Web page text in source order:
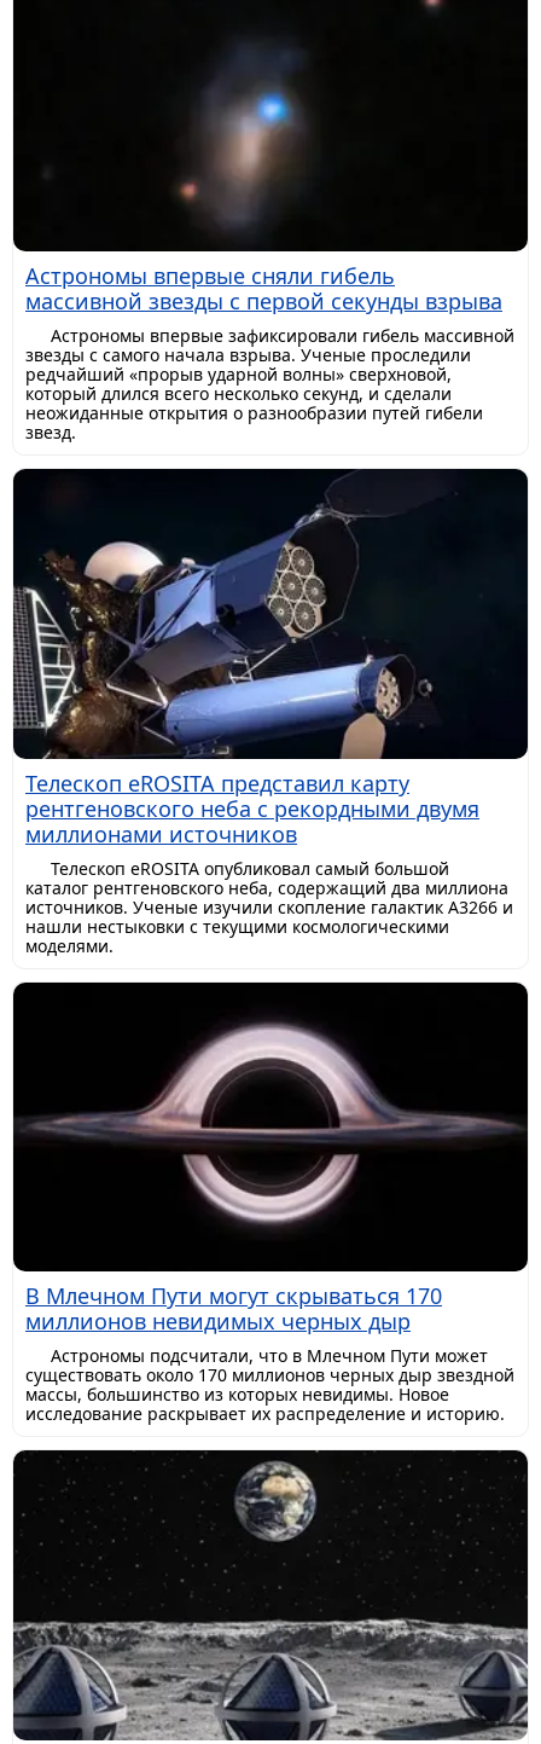
Астрономы впервые сняли гибель
массивной звезды с первой секунды взрыва
Астрономы впервые зафиксировали гибель массивной
звезды с самого начала взрыва. Ученые проследили
редчайший «прорыв ударной волны» сверхновой,
который длился всего несколько секунд, и сделали
неожиданные открытия о разнообразии путей гибели
звезд.
Телескоп eROSITA представил карту
рентгеновского неба с рекордными двумя
миллионами источников
Телескоп eROSITA опубликовал самый большой
каталог рентгеновского неба, содержащий два миллиона
источников. Ученые изучили скопление галактик A3266 и
нашли нестыковки с текущими космологическими
моделями.
В Млечном Пути могут скрываться 170
миллионов невидимых черных дыр
Астрономы подсчитали, что в Млечном Пути может
существовать около 170 миллионов черных дыр звездной
массы, большинство из которых невидимы. Новое
исследование раскрывает их распределение и историю.